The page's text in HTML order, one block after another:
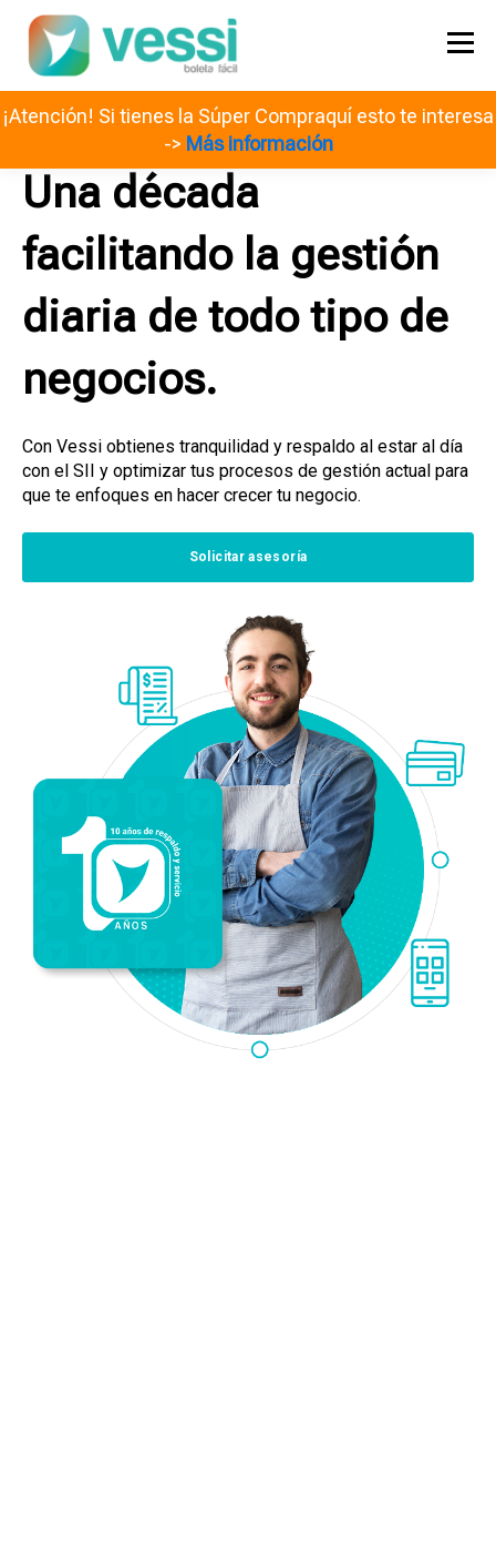
¡Atención! Si tienes la Súper Compraquí esto te interesa
-> Más información
Una década
facilitando la gestión
diaria de todo tipo de
negocios.
Con Vessi obtienes tranquilidad y respaldo al estar al día
con el SII y optimizar tus procesos de gestión actual para
que te enfoques en hacer crecer tu negocio.
Solicitar asesoría